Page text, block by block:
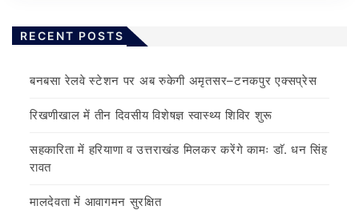
RECENT POSTS
बनबसा रेलवे स्टेशन पर अब रुकेगी अमृतसर–टनकपुर एक्सप्रेस
रिखणीखाल में तीन दिवसीय विशेषज्ञ स्वास्थ्य शिविर शुरू
सहकारिता में हरियाणा व उत्तराखंड मिलकर करेंगे कामः डाॅ. धन सिंह
रावत
मालदेवता में आवागमन सुरक्षित